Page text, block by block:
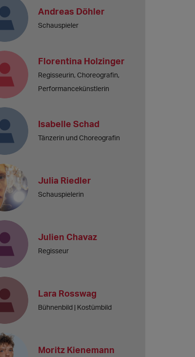
Andreas Döhler
Schauspieler
Florentina Holzinger
Regisseurin, Choreografin,
Performancekünstlerin
Isabelle Schad
Tänzerin und Choreografin
Julia Riedler
Schauspielerin
Julien Chavaz
Regisseur
Lara Rosswag
Bühnenbild | Kostümbild
Moritz Kienemann